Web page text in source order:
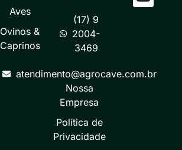
Aves
Ovinos &
Caprinos
(17) 9
2004-
3469
atendimento@agrocave.com.br
Nossa
Empresa
Política de
Privacidade